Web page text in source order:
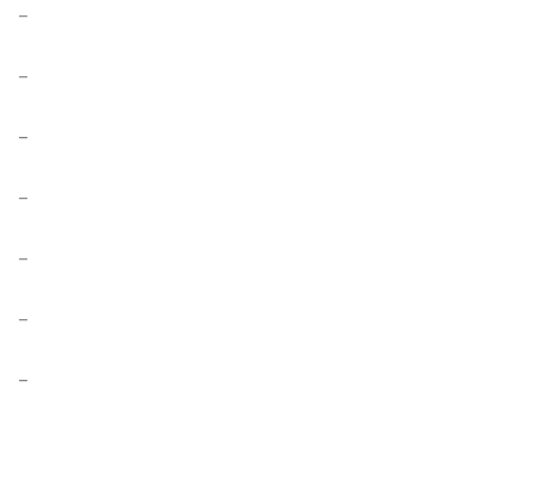
–
–
–
–
–
–
–